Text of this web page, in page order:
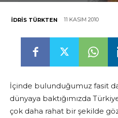
İDRIS TÜRKTEN 11 KASIM 2010
İçinde bulunduğumuz fasit
dünyaya baktığımızda
çok daha rahat bir şekilde